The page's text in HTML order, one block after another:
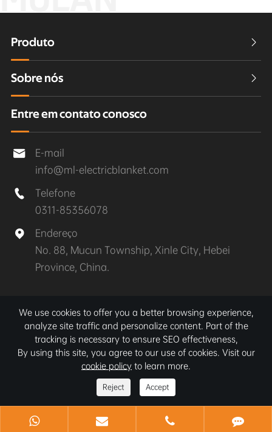
Produto 
Sobre nós 
Entre em contato conosco

E-mail
info@ml-electricblanket.com

Telefone
0311-85356078

Endereço
No. 88, Mucun Township, Xinle City, Hebei
Province, China.
Direitos autorais©Xinle MuLan Electrical Appliances
Co., Ltd.Todos os direitos reservados.
Sitemap
| Política de Privacidade
We use cookies to offer you a better browsing experience,
analyze site traffic and personalize content. Part of the
tracking is necessary to ensure SEO effectiveness,
By using this site, you agree to our use of cookies. Visit our
cookie policy to learn more.
Reject Accept